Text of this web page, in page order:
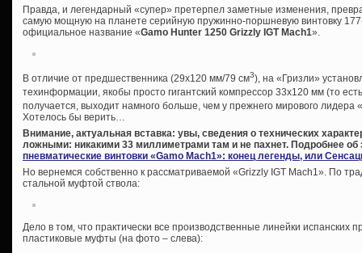
Правда, и легендарный «супер» претерпел заметные изменения,
самую мощную на планете серийную пружинно-поршневую винтовку
официальное название «Gamo Hunter 1250 Grizzly IGTMach1».
В отличие от предшественника (29х120 мм/79 см3), на «Гризли»
техинформации, якобы просто гигантский компрессор 33х120 мм (то
получается, выходит намного больше, чем у прежнего мирового
Хотелось бы верить…
Внимание, актуальная вставка: увы, сведения о технических
ложными: никакими 33 миллиметрами там и не пахнет. Подробнее об
пневматические винтовки «Gamo Mach1»: конец легенды, или
Но вернемся собственно к рассматриваемой «Grizzly IGT Mach1». По
стальной муфтой ствола:
Дело в том, что практически все производственные линейки
пластиковые муфты (на фото – слева):